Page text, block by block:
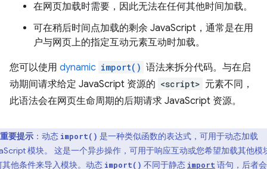
在网页加载时需要，因此无法在任何其他时间加载。
可在稍后时间点加载的剩余 JavaScript，通常是在用
户与网页上的指定互动元素互动时加载。
您可以使用 dynamic import() 语法来拆分代码。与在启
动期间请求给定 JavaScript 资源的 <script> 元素不同，
此语法会在网页生命周期的后期请求 JavaScript 资源。
重要提示 ：动态 import() 是一种类似函数的表达式，可用于动态加载
模块。 这是一个异步操作，可用于响应互动或您希望加载其他模
其他条件来导入模块。动态 import() 不同于静态 import 语句，后者